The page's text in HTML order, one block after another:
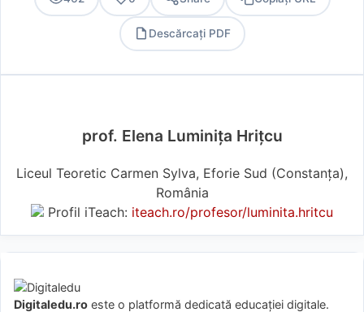
Descărcați PDF
prof. Elena Luminița Hrițcu
Liceul Teoretic Carmen Sylva, Eforie Sud (Constanţa),
România
Profil iTeach: iteach.ro/profesor/luminita.hritcu
Digitaledu.ro este o platformă dedicată educației digitale.